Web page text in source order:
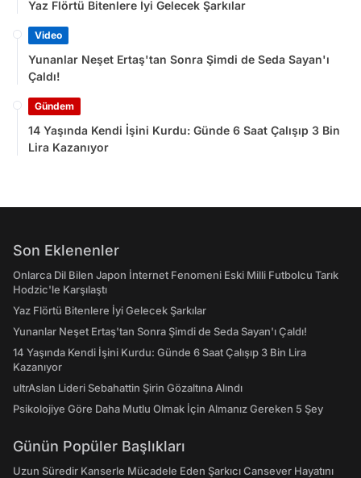
Yaz Flörtü Bitenlere İyi Gelecek Şarkılar
Video
Yunanlar Neşet Ertaş'tan Sonra Şimdi de Seda Sayan'ı
Çaldı!
Gündem
14 Yaşında Kendi İşini Kurdu: Günde 6 Saat Çalışıp 3 Bin
Lira Kazanıyor
Son Eklenenler
Onlarca Dil Bilen Japon İnternet Fenomeni Eski Milli Futbolcu Tarık
Hodzic'le Karşılaştı
Yaz Flörtü Bitenlere İyi Gelecek Şarkılar
Yunanlar Neşet Ertaş'tan Sonra Şimdi de Seda Sayan'ı Çaldı!
14 Yaşında Kendi İşini Kurdu: Günde 6 Saat Çalışıp 3 Bin Lira
Kazanıyor
ultrAslan Lideri Sebahattin Şirin Gözaltına Alındı
Psikolojiye Göre Daha Mutlu Olmak İçin Almanız Gereken 5 Şey
Günün Popüler Başlıkları
Uzun Süredir Kanserle Mücadele Eden Şarkıcı Cansever Hayatını